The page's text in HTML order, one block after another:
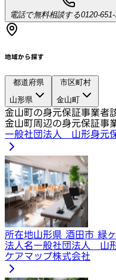
電話で無料相談する0120-
地域から探す
都道府県
山形県
市区町村
金山町
金山町の身元保証事業者
金山町周辺の身元保証事
一般社団法人 山形身元
所在地山形県 酒田市 緑
法人名一般社団法人 山
​ケアマップ株式会社